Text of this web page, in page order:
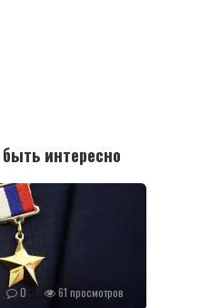
интересно
0 61 просмотров